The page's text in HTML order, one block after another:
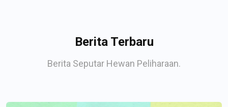
Berita Terbaru
Berita Seputar Hewan Peliharaan.